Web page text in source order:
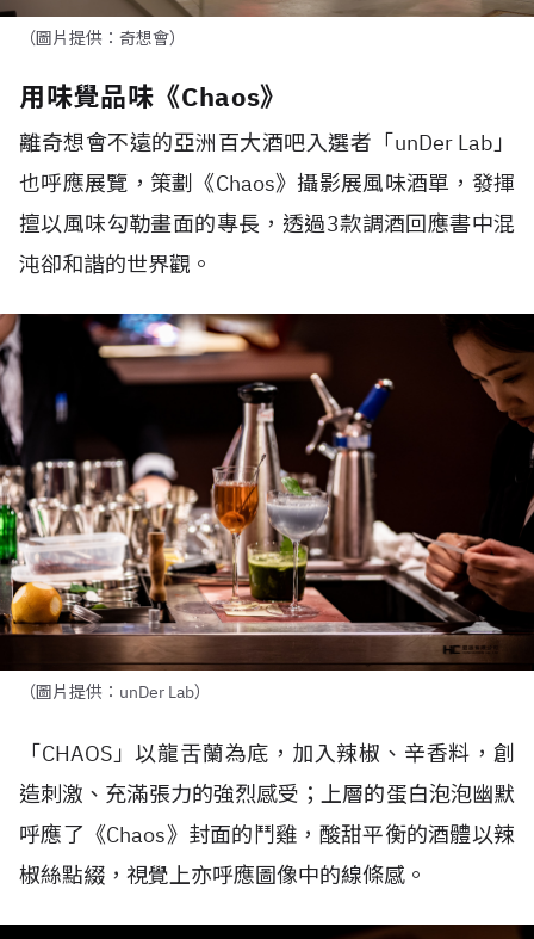
（圖片提供：奇想會）
用味覺品味《Chaos》
離奇想會不遠的亞洲百大酒吧入選者「unDer Lab」
也呼應展覽，策劃《Chaos》攝影展風味酒單，發揮
擅以風味勾勒畫面的專長，透過3款調酒回應書中混
沌卻和諧的世界觀。
（圖片提供：unDer Lab）
「CHAOS」以龍舌蘭為底，加入辣椒、辛香料，創
造刺激、充滿張力的強烈感受；上層的蛋白泡泡幽默
呼應了《Chaos》封面的鬥雞，酸甜平衡的酒體以辣
椒絲點綴，視覺上亦呼應圖像中的線條感。